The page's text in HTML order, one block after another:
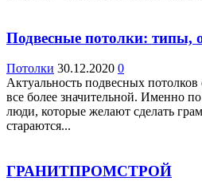
Подвесные потолки: типы,
Потолки 30.12.2020 0
Актуальность подвесных
все более значительной. Именно
люди, которые желают сделать
стараются...
ГРАНИТПРОМСТРОЙ